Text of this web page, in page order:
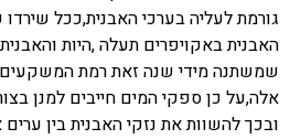
גורמת לעליה בערכי האבנית,ככל
האבנית באקויפרים תעלה ,היות
שמשתנה מידי שנה זאת רמת המשקעים
אלה,על כן ספקי המים חייבים למנן
ובכך להשוות את נזקי האבנית בין